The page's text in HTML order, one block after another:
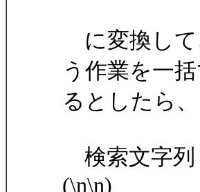
に変換して
う作業を一
るとしたら、
検索文字列
(\n\n)